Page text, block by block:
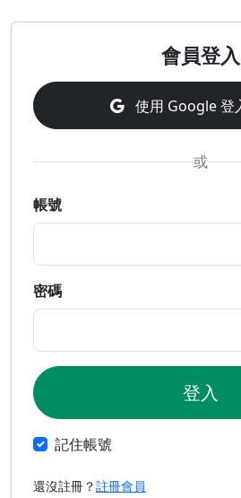
會員登入
使用 Google 登
或
帳號
密碼
登入
記住帳號
還沒註冊？註冊會員